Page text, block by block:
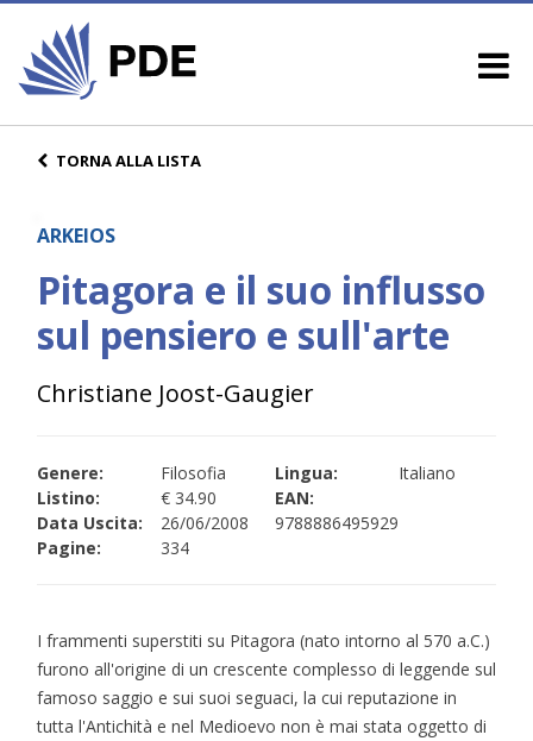
TORNA ALLA LISTA
ARKEIOS
Pitagora e il suo influsso
sul pensiero e sull'arte
Christiane Joost-Gaugier
Genere:
Filosofia
Listino:
€ 34.90
Data Uscita:
26/06/2008
Pagine:
334
Lingua:
Italiano
EAN:
9788886495929
I frammenti superstiti su Pitagora (nato intorno al 570 a.C.)
furono all'origine di un crescente complesso di leggende sul
famoso saggio e sui suoi seguaci, la cui reputazione in
tutta l'Antichità e nel Medioevo non è mai stata oggetto di